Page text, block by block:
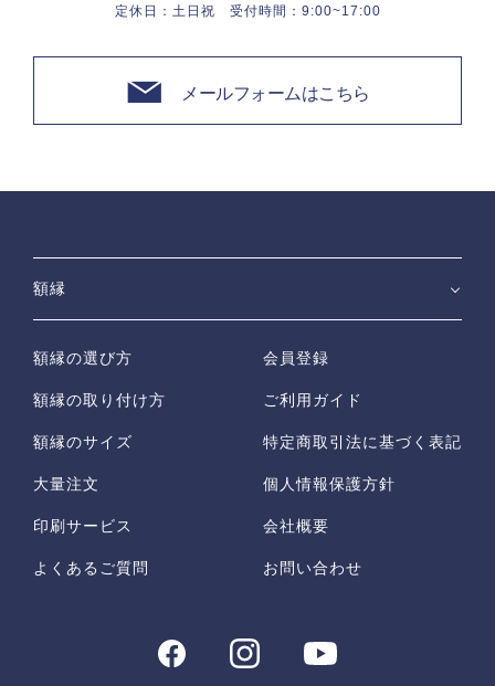
定休日：土日祝 受付時間：9:00~17:00
メールフォームはこちら
額縁
額縁の選び方
額縁の取り付け方
額縁のサイズ
大量注文
印刷サービス
よくあるご質問
会員登録
ご利用ガイド
特定商取引法に基づく表記
個人情報保護方針
会社概要
お問い合わせ